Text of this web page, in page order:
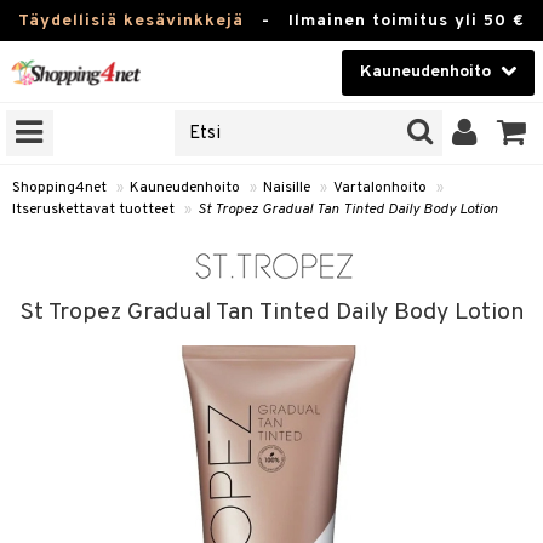
Täydellisiä kesävinkkejä - Ilmainen toimitus yli 50 €
Kauneudenhoito
Kauneudenhoito
Piilolinssit
Fitness
Lelut, Lapsi & Vauva
Shopping4net » Kauneudenhoito » Naisille » Vartalonhoito
»
Itseruskettavat tuotteet » St Tropez Gradual Tan Tinted Daily Body Lotion
St Tropez Gradual Tan Tinted Daily Body Lotion